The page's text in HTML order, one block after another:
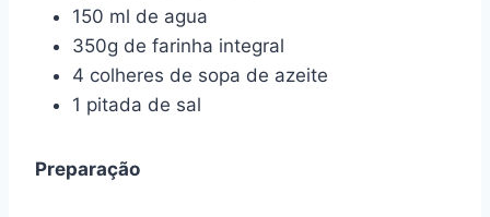
150 ml de agua
350g de farinha integral
4 colheres de sopa de azeite
1 pitada de sal
Preparação